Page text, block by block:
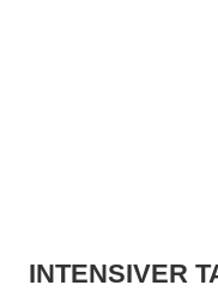
INTENSIVER